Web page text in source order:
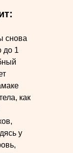
снова
до 1
как
у